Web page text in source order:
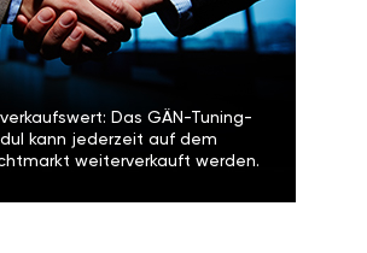
Das GÄN-Tuning-
kann jederzeit auf dem
weiterverkauft werden.